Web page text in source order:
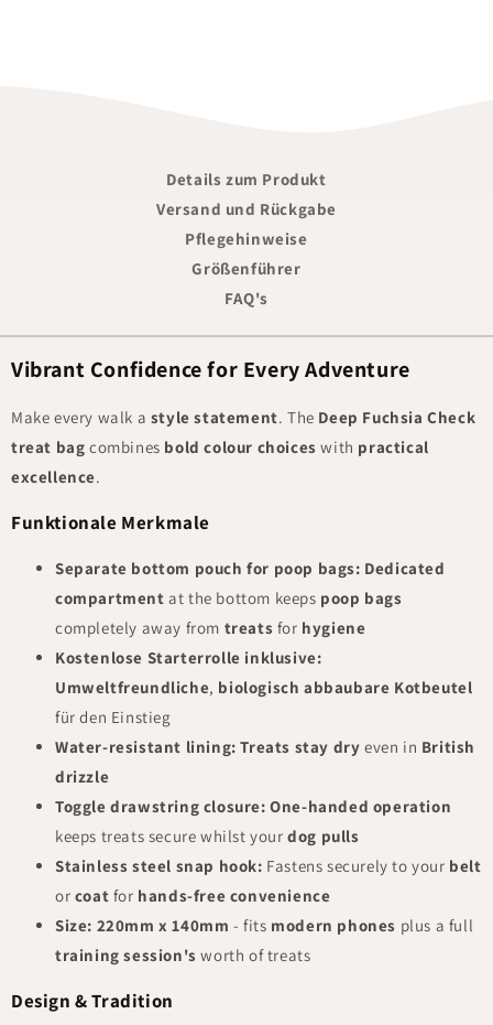
Details zum Produkt
Versand und Rückgabe
Pflegehinweise
Größenführer
FAQ's
Vibrant Confidence for Every Adventure
Make every walk a style statement. The Deep Fuchsia Check
treat bag combines bold colour choices with practical
excellence.
Funktionale Merkmale
Separate bottom pouch for poop bags: Dedicated
compartment at the bottom keeps poop bags
completely away from treats for hygiene
Kostenlose Starterrolle inklusive:
Umweltfreundliche, biologisch abbaubare Kotbeutel
für den Einstieg
Water-resistant lining: Treats stay dry even in British
drizzle
Toggle drawstring closure: One-handed operation
keeps treats secure whilst yourdog pulls
Stainless steel snap hook: Fastens securely to your belt
or coat for hands-free convenience
Size: 220mm x 140mm - fits modern phones plus a full
training session's worth of treats
Design & Tradition